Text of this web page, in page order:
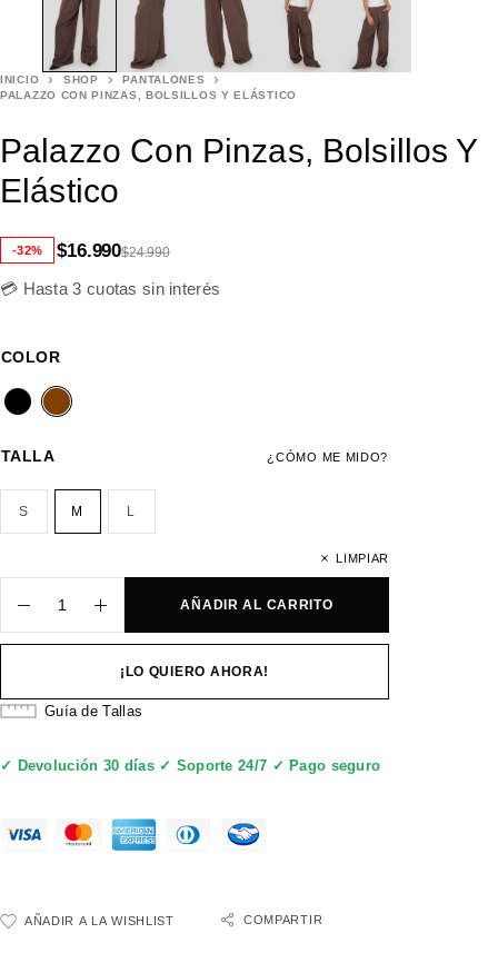
INICIO SHOP
PANTALONES
PALAZZO CON PINZAS, BOLSILLOS Y ELÁSTICO
Palazzo Con Pinzas, Bolsillos Y
Elástico
-32% $24.990
$16.990
💳 Hasta 3 cuotas sin interés
COLOR
¿CÓMO ME MIDO?
TALLA
S M L
LIMPIAR
AÑADIR AL CARRITO
¡LO QUIERO AHORA!
Guía de Tallas
✓ Devolución 30 días ✓ Soporte 24/7 ✓ Pago seguro
AÑADIR A LA WISHLIST COMPARTIR